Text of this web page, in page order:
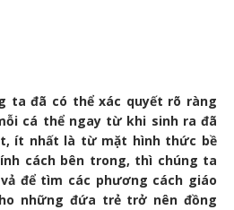
ta đã có thể xác quyết rõ ràng
cá thể ngay từ khi sinh ra đã
ít nhất là từ mặt hình thức bề
cách bên trong, thì chúng ta
để tìm các phương cách giáo
những đứa trẻ trở nên đồng